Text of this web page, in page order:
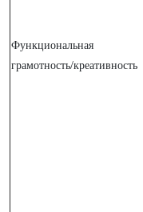
Функциональная
грамотность/креативность